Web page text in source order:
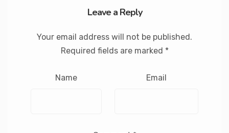
Leave a Reply
Your email address will not be published.
Required fields are marked *
Name Email